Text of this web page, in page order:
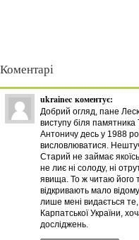
Коментарі
ukrainec коментує:
Добрий огляд, пане
виступу біля
Антоничу десь у 1988
висловлюватися.
Старий не займає
не лиє ні солоду, ні
явища. То ж читаю його
відкривають мало
лише мені видається
Карпатської України,
досліджень.